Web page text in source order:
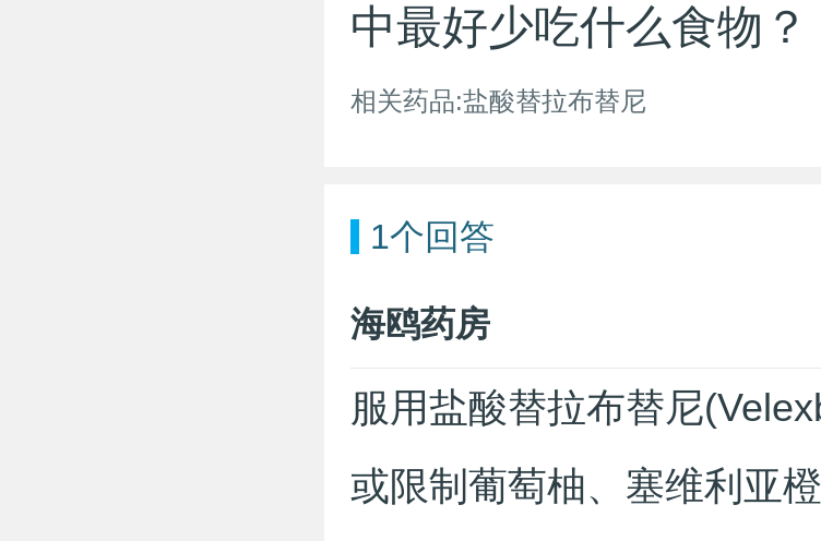
中最好少吃什么食物？
相关药品:盐酸替拉布替尼
1个回答
海鸥药房
服用盐酸替拉布替尼
或限制葡萄柚、塞维利亚